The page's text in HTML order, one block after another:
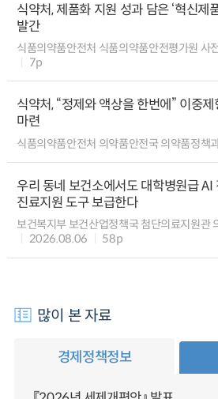
식약처, 제품화 지원 성과 담은 ‘혁신제
발간
식품의약품안전처 식품의약품안전평가원 사
7p
식약처, “정제와 액상을 한번에” 이중
마련
식품의약품안전처 의약품안전국 의약품정책
우리 동네 보건소에서도 대학병원급 AI
진료지원 도구 보급한다
보건복지부 보건산업정책국 첨단의료지원관
2026.08.06
58p
많이 본 자료
경제정책정보